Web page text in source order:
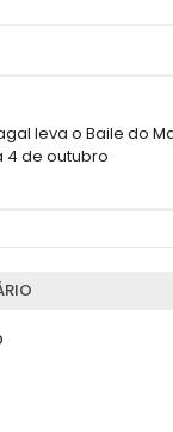
leva o Baile do
4 de outubro